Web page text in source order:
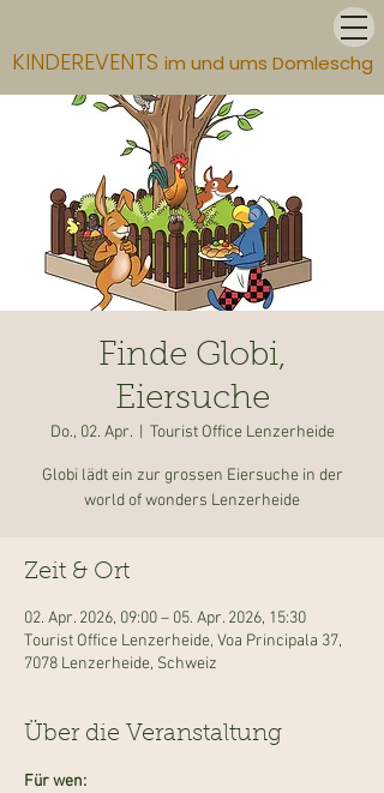
KINDEREVENTS im und ums Domleschg
Finde Globi,
Eiersuche
Do., 02. Apr.
  |
Tourist Office Lenzerheide
Globi lädt ein zur grossen Eiersuche in der
world of wonders Lenzerheide
Zeit & Ort
02. Apr. 2026, 09:00 – 05. Apr. 2026, 15:30
Tourist Office Lenzerheide, Voa Principala 37,
7078 Lenzerheide, Schweiz
Über die Veranstaltung
Für wen: